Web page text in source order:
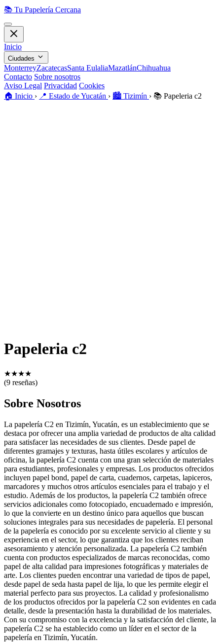
📚 Tu Papelería Cercana
Inicio
Ciudades
MonterreyZacatecasSanta EulaliaMazatlánChihuahua
Contacto Sobre nosotros
Aviso Legal Privacidad Cookies
🏠️ Inicio › 📍 Estado de Yucatán › 🏙️ Tizimín › 📚 Papeleria c2
Papeleria c2
★★★★
(9 reseñas)
Sobre Nosotros
La papelería C2 en Tizimín, Yucatán, es un establecimiento que se
destaca por ofrecer una amplia variedad de productos de alta calidad
para satisfacer las necesidades de sus clientes. Desde papel de
diferentes gramajes y texturas, hasta útiles escolares y artículos de
oficina, la papelería C2 cuenta con una gran selección de materiales
para estudiantes, profesionales y empresas. Los productos ofrecidos
incluyen papel bond, papel de carta, cuadernos, carpetas, lapiceros,
marcadores y muchos otros artículos esenciales para el trabajo y el
estudio. Además de los productos, la papelería C2 también ofrece
servicios adicionales como fotocopiado, encuadernado e impresión,
lo que la convierte en un destino único para aquellos que buscan
soluciones integrales para sus necesidades de papelería. El personal
de la papelería es conocido por su excelente servicio al cliente y su
experiencia en el sector, lo que garantiza que los clientes reciban
asesoramiento y atención personalizada. La papelería C2 también
cuenta con productos especializados de marcas reconocidas, como
papel de alta calidad para impresiones fotográficas y materiales de
arte. Los clientes pueden encontrar una variedad de tipos de papel,
desde papel de seda hasta papel de lija, lo que les permite elegir el
material perfecto para sus proyectos. La calidad y profesionalismo
de los productos ofrecidos por la papelería C2 son evidentes en cada
detalle, desde la presentación hasta la durabilidad de los materiales.
Con su compromiso con la excelencia y la satisfacción del cliente, la
papelería C2 se ha establecido como un líder en el sector de la
papelería en Tizimín, Yucatán.